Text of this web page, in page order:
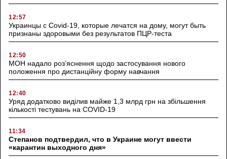
12:57
Украинцы с Covid-19, которые лечатся на дому, могут быть
признаны здоровыми без результатов ПЦР-теста
12:50
МОН надало роз’яснення щодо застосування нового
положення про дистанційну форму навчання
12:40
Уряд додатково виділив майже 1,3 млрд грн на збільшення
кількості тестувань на COVID-19
11:34
Степанов подтвердил, что в Украине могут ввести
«карантин выходного дня»